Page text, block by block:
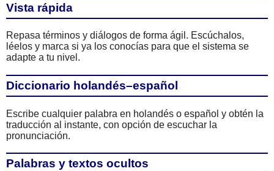
Vista rápida
Repasa términos y diálogos de forma ágil. Escúchalos,
léelos y marca si ya los conocías para que el sistema se
adapte a tu nivel.
Diccionario holandés–español
Escribe cualquier palabra en holandés o español y obtén la
traducción al instante, con opción de escuchar la
pronunciación.
Palabras y textos ocultos